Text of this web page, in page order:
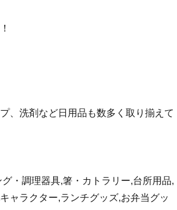
、洗剤など日用品も数多く取り揃えて
・調理器具,箸・カトラリー,台所用品,
ャラクター,ランチグッズ,お弁当グッ